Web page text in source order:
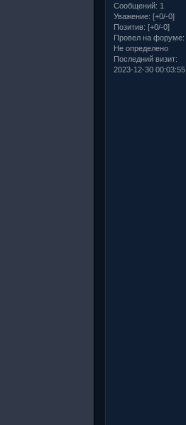
Сообщений: 1
Уважение: [+0/-0]
Позитив: [+0/-0]
Провел на форуме:
Не определено
Последний визит:
2023-12-30 00:03:55